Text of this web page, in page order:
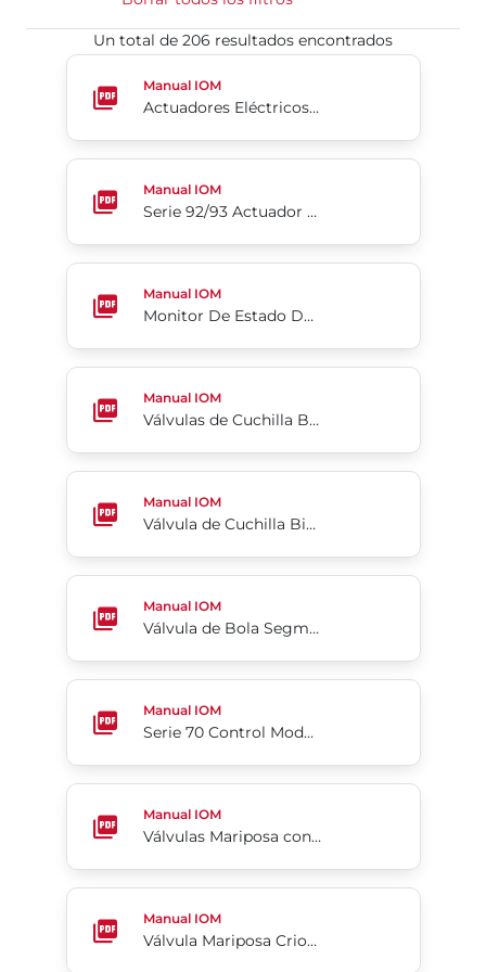
Un total de 206 resultados encontrados
Actuadores Eléctricos Industriales Resistentes a la
Manual IOM
Actuadores Eléctricos Industriales Resistentes a la Intemperie Serie 76
Serie 92/93 Actuador Neumático
Manual IOM
Serie 92/93 Actuador Neumático
Monitor De Estado De Válvulas Serie 5C
Manual IOM
Monitor De Estado De Válvulas Serie 5C
Válvulas de Cuchilla Bidireccionales de Alta
Manual IOM
Válvulas de Cuchilla Bidireccionales de Alta Presión Bray SlurryShield® Serie 767
Válvula de Cuchilla Bidireccional de Uretano
Manual IOM
Válvula de Cuchilla Bidireccional de Uretano Series 745/746
Válvula de Bola Segmentada Flow-Tek® Serie 19
Manual IOM
Válvula de Bola Segmentada Flow-Tek® Serie 19
Serie 70 Control Modulante Servo NXT
Manual IOM
Serie 70 Control Modulante Servo NXT
Válvulas Mariposa con Asiento Resiliente
Manual IOM
Válvulas Mariposa con Asiento Resiliente
Válvula Mariposa Criogénica de Alto Rendimiento
Manual IOM
Válvula Mariposa Criogénica de Alto Rendimiento Serie McCannalok™